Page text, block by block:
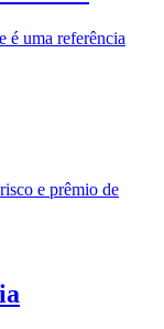
é uma referência
e prêmio de